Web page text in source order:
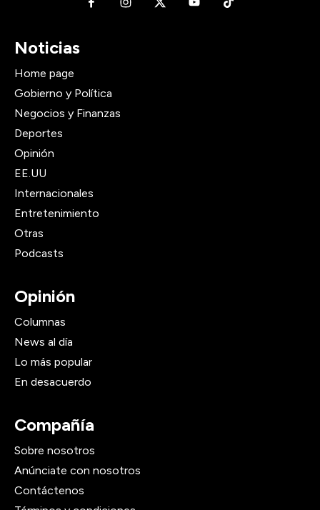
Noticias
Home page
Gobierno y Política
Negocios y Finanzas
Deportes
Opinión
EE.UU
Internacionales
Entretenimiento
Otras
Podcasts
Opinión
Columnas
News al día
Lo más popular
En desacuerdo
Compañía
Sobre nosotros
Anúnciate con nosotros
Contáctenos